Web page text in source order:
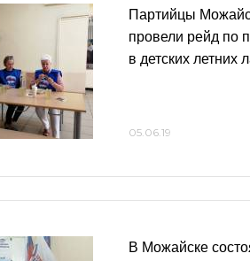
Партийцы
провели рейд по
в детских летних
05.06.19
В Можайске